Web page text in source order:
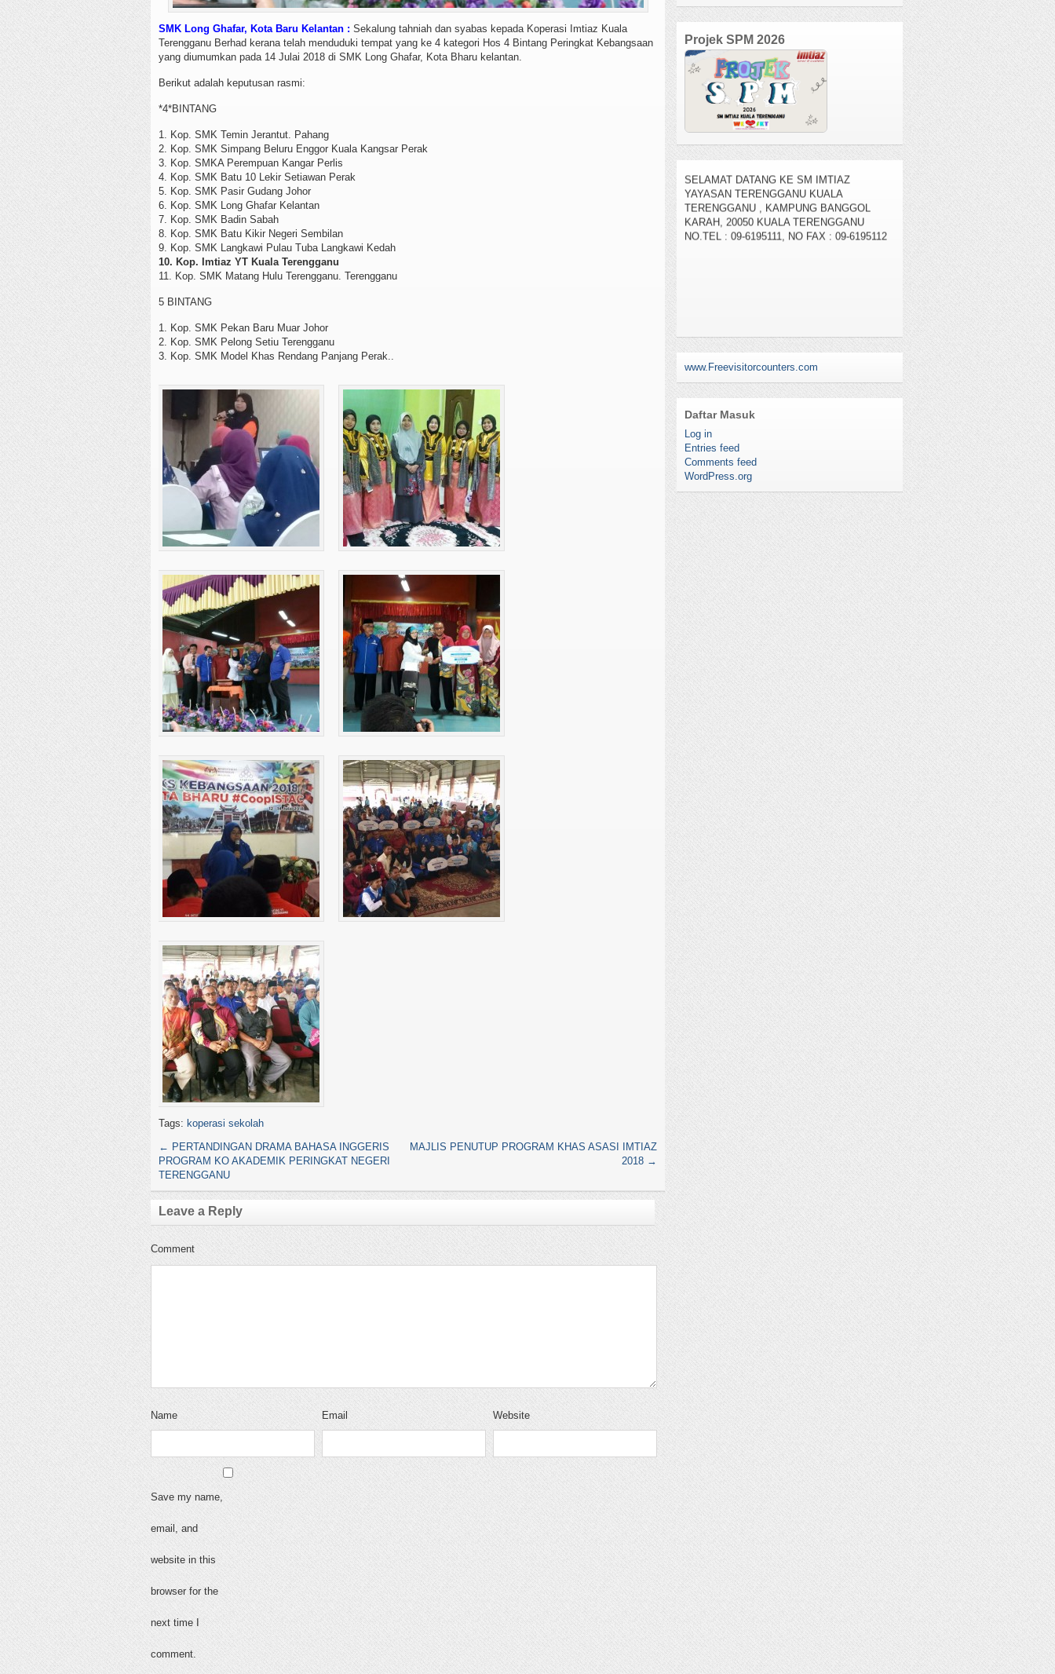
SMK Long Ghafar, Kota Baru Kelantan : Sekalung tahniah dan syabas kepada Koperasi Imtiaz Kuala
Terengganu Berhad kerana telah menduduki tempat yang ke 4 kategori Hos 4 Bintang Peringkat Kebangsaan
yang diumumkan pada 14 Julai 2018 di SMK Long Ghafar, Kota Bharu kelantan.
Berikut adalah keputusan rasmi:
*4*BINTANG
1. Kop. SMK Temin Jerantut. Pahang
2. Kop. SMK Simpang Beluru Enggor Kuala Kangsar Perak
3. Kop. SMKA Perempuan Kangar Perlis
4. Kop. SMK Batu 10 Lekir Setiawan Perak
5. Kop. SMK Pasir Gudang Johor
6. Kop. SMK Long Ghafar Kelantan
7. Kop. SMK Badin Sabah
8. Kop. SMK Batu Kikir Negeri Sembilan
9. Kop. SMK Langkawi Pulau Tuba Langkawi Kedah
10. Kop. Imtiaz YT Kuala Terengganu
11. Kop. SMK Matang Hulu Terengganu. Terengganu
5 BINTANG
1. Kop. SMK Pekan Baru Muar Johor
2. Kop. SMK Pelong Setiu Terengganu
3. Kop. SMK Model Khas Rendang Panjang Perak..
Tags: koperasi sekolah
← PERTANDINGAN DRAMA BAHASA INGGERIS
PROGRAM KO AKADEMIK PERINGKAT NEGERI
TERENGGANU
MAJLIS PENUTUP PROGRAM KHAS ASASI IMTIAZ
2018 →
Leave a Reply
Comment
Name Email Website
Save my name,
email, and
website in this
browser for the
next time I
comment.
Projek SPM 2026
SELAMAT DATANG KE SM IMTIAZ
YAYASAN TERENGGANU KUALA
KARAH, 20050 KUALA TERENGGANU
NO.TEL : 09-6195111, NO FAX : 09-6195112
www.Freevisitorcounters.com
Daftar Masuk
Log in
Entries feed
Comments feed
WordPress.org